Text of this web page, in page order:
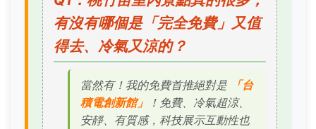
有沒有哪個是「完全免費」又值
得去、冷氣又涼的？
當然有！我的免費首推絕對是
「台
積電創新館」
！免費、冷氣超涼、
安靜、有質感，科技展示互動性也